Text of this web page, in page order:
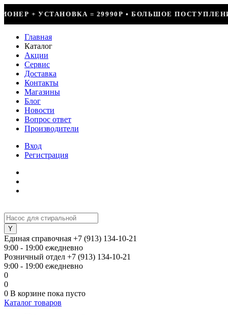
29990Р • БОЛЬШОЕ ПОСТУПЛЕНИЕ ФРЕОНА • СКИДКИ
Главная
Каталог
Акции
Сервис
Доставка
Контакты
Магазины
Блог
Новости
Вопрос ответ
Производители
Вход
Регистрация
Единая справочная +7 (913) 134-10-21
9:00 - 19:00 ежедневно
Розничный отдел +7 (913) 134-10-21
9:00 - 19:00 ежедневно
0
0
0 В корзине пока пусто
Каталог товаров